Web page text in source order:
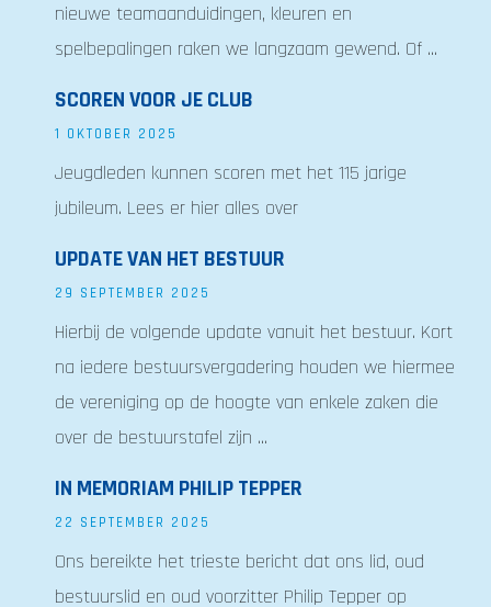
nieuwe teamaanduidingen, kleuren en
spelbepalingen raken we langzaam gewend. Of ...
SCOREN VOOR JE CLUB
1 OKTOBER 2025
Jeugdleden kunnen scoren met het 115 jarige
jubileum. Lees er hier alles over
UPDATE VAN HET BESTUUR
29 SEPTEMBER 2025
Hierbij de volgende update vanuit het bestuur. Kort
na iedere bestuursvergadering houden we hiermee
de vereniging op de hoogte van enkele zaken die
over de bestuurstafel zijn ...
IN MEMORIAM PHILIP TEPPER
22 SEPTEMBER 2025
Ons bereikte het trieste bericht dat ons lid, oud
bestuurslid en oud voorzitter Philip Tepper op